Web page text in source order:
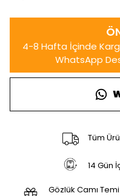
Tüm
14 Gün
Gözlük Camı